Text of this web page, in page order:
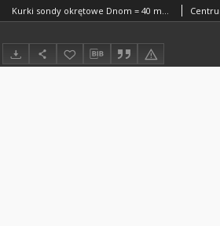
Kurki sondy okrętowe Dnom = 40 mm BN-72/3732-04